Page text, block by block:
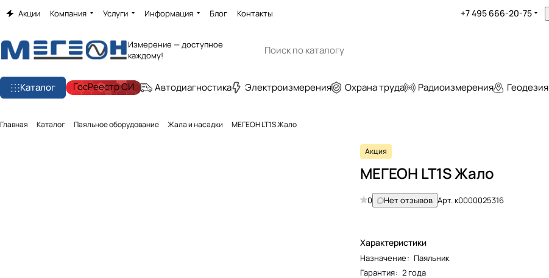
Акции Компания Услуги Информация Блог Контакты +7 495 666-20-75
Измерение — доступное
каждому!
Каталог ГосРеестр СИ Автодиагностика Электроизмерения Охрана труда Радиоизмерения Геодезия
Главная Каталог Паяльное оборудование Жала и насадки МЕГЕОН LT1S Жало
Акция
МЕГЕОН LT1S Жало
0 Нет отзывов Арт.к0000025316
Характеристики
Назначение: Паяльник
Гарантия: 2 года